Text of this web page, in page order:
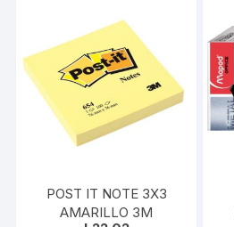
POST IT NOTE 3X3
AMARILLO 3M